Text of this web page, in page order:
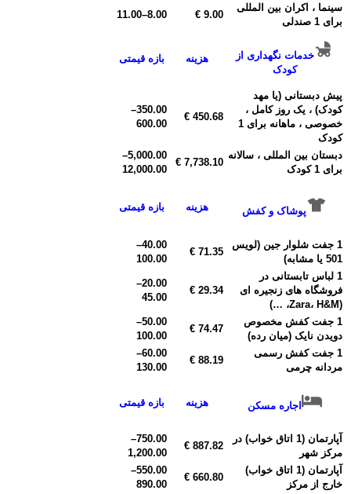
سینما ، اکران بین المللی
برای 1 صندلی
9.00 €
8.00
–
11.00
خدمات نگهداری از
کودک
هزینه بازه قیمتی
پیش دبستانی (یا مهد
کودک) ، یک روز کامل ،
خصوصی ، ماهانه برای 1
کودک
450.68 €
350.00
–
600.00
دبستان بین المللی ، سالانه
برای 1 کودک
7,738.10 €
5,000.00
–
12,000.00
پوشاک و کفش هزینه بازه قیمتی
1 جفت شلوار جین (لویس
501 یا مشابه)
71.35 €
40.00
–
100.00
1 لباس تابستانی در
فروشگاه های زنجیره ای
(Zara، H&M، …)
29.34 €
20.00
–
45.00
1 جفت کفش مخصوص
دویدن نایک (میان رده)
74.47 €
50.00
–
100.00
1 جفت کفش رسمی
مردانه چرمی
88.19 €
60.00
–
130.00
اجاره مسکن هزینه بازه قیمتی
آپارتمان (1 اتاق خواب) در
مرکز شهر
887.82 €
750.00
–
1,200.00
آپارتمان (1 اتاق خواب)
خارج از مرکز
660.80 €
550.00
–
890.00